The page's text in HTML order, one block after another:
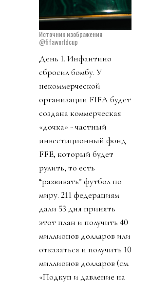
Источник изображения
@fifaworldcup
День 1. Инфантино
сбросил бомбу. У
некоммерческой
организации FIFA будет
создана коммерческая
«дочка» - частный
инвестиционный фонд
FFE, который будет
рулить, то есть
“развивать” футбол по
миру. 211 федерациям
дали 53 дня принять
этот план и получить 40
миллионов долларов или
отказаться и получить 10
миллионов долларов (см.
«Подкуп и давление на